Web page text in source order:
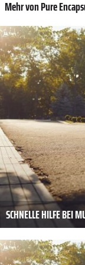
Mehr von Pure
SCHNELLE HILFE BEI